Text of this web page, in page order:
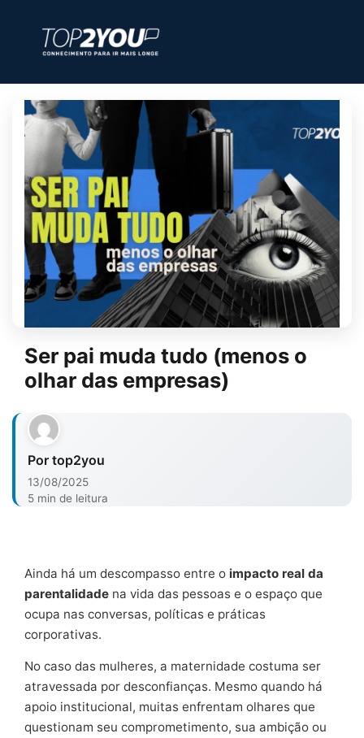
Ser pai muda tudo (menos o
olhar das empresas)
Por top2you
13/08/2025
5 min de leitura
Ainda há um descompasso entre o impacto real da
parentalidade na vida das pessoas e o espaço que
ocupa nas conversas, políticas e práticas
corporativas.
No caso das mulheres, a maternidade costuma ser
atravessada por desconfianças. Mesmo quando há
apoio institucional, muitas enfrentam olhares que
questionam seu comprometimento, sua ambição ou